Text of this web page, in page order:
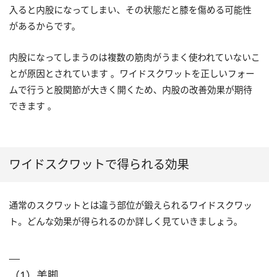
入ると内股になってしまい、その状態だと膝を傷める可能性
があるからです。
内股になってしまうのは複数の筋肉がうまく使われていないこ
とが原因とされています 。ワイドスクワットを正しいフォー
ムで行うと股関節が大きく開くため、内股の改善効果が期待
できます 。
ワイドスクワットで得られる効果
通常のスクワットとは違う部位が鍛えられるワイドスクワッ
ト。どんな効果が得られるのか詳しく見ていきましょう。